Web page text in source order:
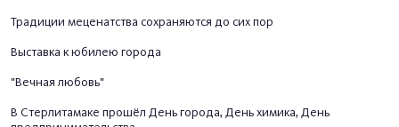
Традиции меценатства сохраняются до сих пор
Выставка к юбилею города
"Вечная любовь"
В Стерлитамаке прошёл День города, День химика, День